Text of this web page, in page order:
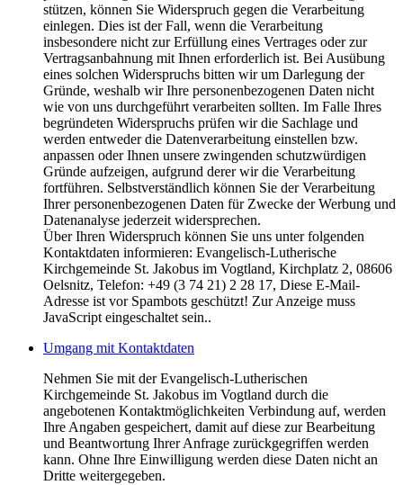
stützen, können Sie Widerspruch gegen die Verarbeitung
einlegen. Dies ist der Fall, wenn die Verarbeitung
insbesondere nicht zur Erfüllung eines Vertrages oder zur
Vertragsanbahnung mit Ihnen erforderlich ist. Bei Ausübung
eines solchen Widerspruchs bitten wir um Darlegung der
Gründe, weshalb wir Ihre personenbezogenen Daten nicht
wie von uns durchgeführt verarbeiten sollten. Im Falle Ihres
begründeten Widerspruchs prüfen wir die Sachlage und
werden entweder die Datenverarbeitung einstellen bzw.
anpassen oder Ihnen unsere zwingenden schutzwürdigen
Gründe aufzeigen, aufgrund derer wir die Verarbeitung
fortführen. Selbstverständlich können Sie der Verarbeitung
Ihrer personenbezogenen Daten für Zwecke der Werbung und
Datenanalyse jederzeit widersprechen.
Über Ihren Widerspruch können Sie uns unter folgenden
Kontaktdaten informieren: Evangelisch-Lutherische
Kirchgemeinde St. Jakobus im Vogtland, Kirchplatz 2, 08606
Oelsnitz, Telefon: +49 (3 74 21) 2 28 17, Diese E-Mail-
Adresse ist vor Spambots geschützt! Zur Anzeige muss
JavaScript eingeschaltet sein..
Umgang mit Kontaktdaten
Nehmen Sie mit der Evangelisch-Lutherischen
Kirchgemeinde St. Jakobus im Vogtland durch die
angebotenen Kontaktmöglichkeiten Verbindung auf, werden
Ihre Angaben gespeichert, damit auf diese zur Bearbeitung
und Beantwortung Ihrer Anfrage zurückgegriffen werden
kann. Ohne Ihre Einwilligung werden diese Daten nicht an
Dritte weitergegeben.